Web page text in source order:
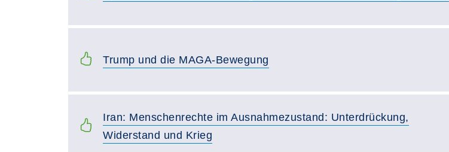
Trump und die MAGA-Bewegung
Iran: Menschenrechte im Ausnahmezustand: Unterdrückung,
Widerstand und Krieg